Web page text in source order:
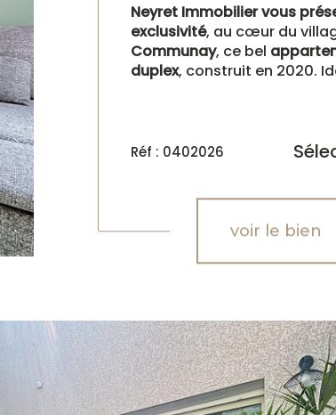
Neyret Immobilier vous
exclusivité, au cœur du
Communay, ce bel
duplex, construit en 2020.
Réf : 0402026
voir le bien